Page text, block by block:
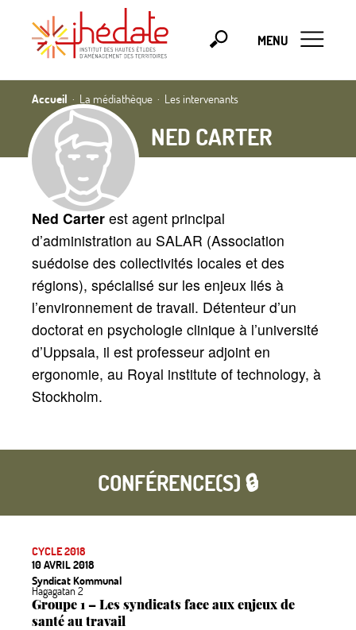
MENU
Accueil La médiathèque Les intervenants
NED CARTER
Ned Carter est agent principal
d’administration au SALAR (Association
suédoise des collectivités locales et des
régions), spécialisé sur les enjeux liés à
l’environnement de travail. Détenteur d’un
doctorat en psychologie clinique à l’université
d’Uppsala, il est professeur adjoint en
ergonomie, au Royal institute of technology, à
Stockholm.
CONFÉRENCE(S) 🔒
CYCLE 2018
10 AVRIL 2018
Syndicat Kommunal
Hagagatan 2
Groupe 1 – Les syndicats face aux enjeux de
santé au travail